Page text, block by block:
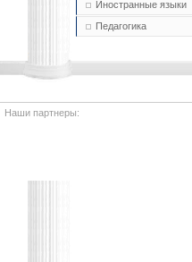
Иностранные языки
Педагогика
Наши партнеры: